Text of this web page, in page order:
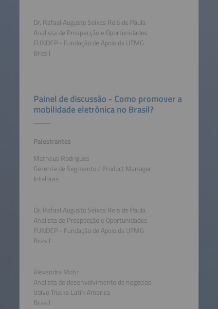
Dr. Rafael Augusto Seixas Reis de Paula
Analista de Prospecção e Oportunidades
FUNDEP - Fundação de Apoio da UFMG
Brasil
Painel de discussão - Como promover a
mobilidade eletrônica no Brasil?
Palestrantes
Matheus Rodrigues
Gerente de Segmento / Product Manager
Intelbras
Dr. Rafael Augusto Seixas Reis de Paula
Analista de Prospecção e Oportunidades
FUNDEP - Fundação de Apoio da UFMG
Brasil
Alexandre Mohr
Analista de desenvolvimento de negócios
Volvo Trucks Latin America
Brasil